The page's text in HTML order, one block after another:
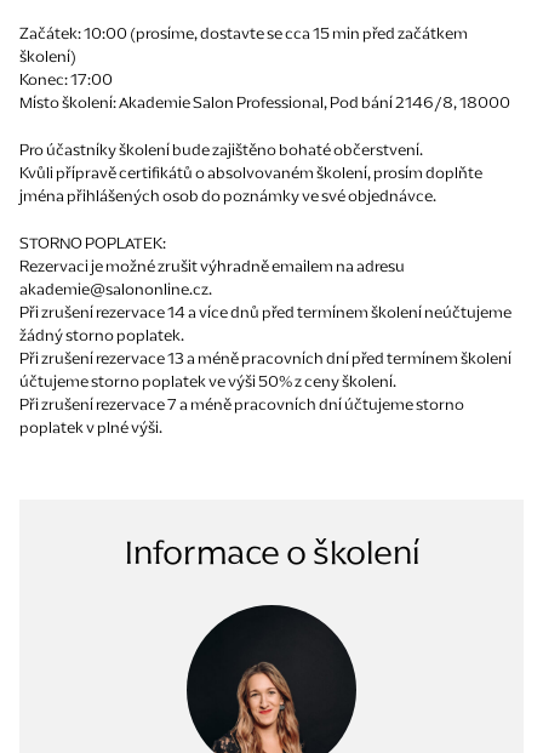
Začátek: 10:00 (prosíme, dostavte se cca 15 min před začátkem
školení)
Konec: 17:00
Místo školení: Akademie Salon Professional, Pod bání 2146/8, 18000
Pro účastníky školení bude zajištěno bohaté občerstvení.
Kvůli přípravě certifikátů o absolvovaném školení, prosím doplňte
jména přihlášených osob do poznámky ve své objednávce.
STORNO POPLATEK:
Rezervaci je možné zrušit výhradně emailem na adresu
akademie@salononline.cz.
Při zrušení rezervace 14 a více dnů před termínem školení neúčtujeme
žádný storno poplatek.
Při zrušení rezervace 13 a méně pracovních dní před termínem školení
účtujeme storno poplatek ve výši 50% z ceny školení.
Při zrušení rezervace 7 a méně pracovních dní účtujeme storno
poplatek v plné výši.
Informace o školení